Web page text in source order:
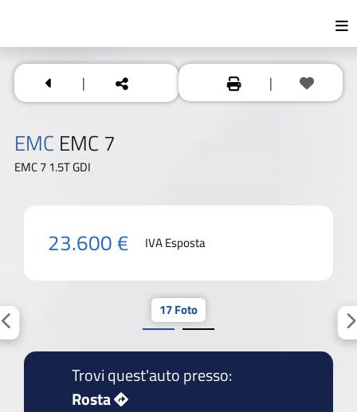
| |
EMC EMC 7
EMC 7 1.5T GDI
23.600 € IVA Esposta
17 Foto
Trovi quest'auto presso:
Rosta